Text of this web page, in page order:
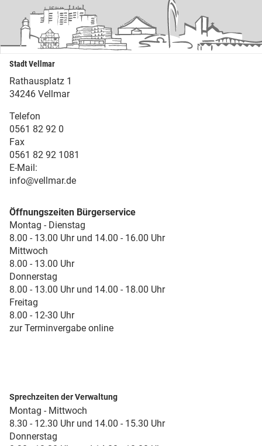
Stadt Vellmar
Rathausplatz 1
34246 Vellmar
Telefon
0561 82 92 0
Fax
0561 82 92 1081
E-Mail:
info@vellmar.de
Öffnungszeiten Bürgerservice
Montag - Dienstag
8.00 - 13.00 Uhr und 14.00 - 16.00 Uhr
Mittwoch
8.00 - 13.00 Uhr
Donnerstag
8.00 - 13.00 Uhr und 14.00 - 18.00 Uhr
Freitag
8.00 - 12-30 Uhr
zur Terminvergabe online
Sprechzeiten der Verwaltung
Montag - Mittwoch
8.30 - 12.30 Uhr und 14.00 - 15.30 Uhr
Donnerstag